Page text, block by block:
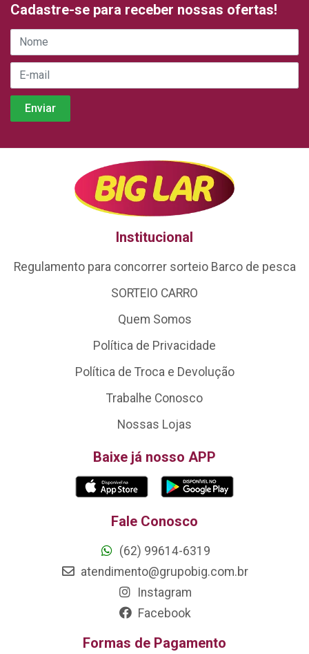
Cadastre-se para receber nossas ofertas!
Institucional
Regulamento para concorrer sorteio Barco de pesca
SORTEIO CARRO
Quem Somos
Política de Privacidade
Política de Troca e Devolução
Trabalhe Conosco
Nossas Lojas
Baixe já nosso APP
Fale Conosco
(62) 99614-6319
atendimento@grupobig.com.br
Instagram
Facebook
Formas de Pagamento